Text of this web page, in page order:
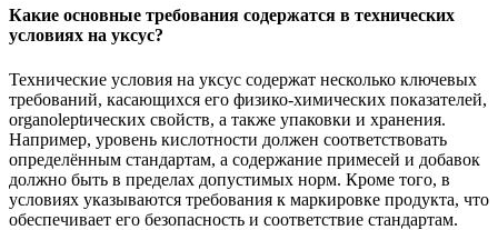
Какие основные требования содержатся в технических
условиях на уксус?
Технические условия на уксус содержат несколько ключевых
требований, касающихся его физико-химических показателей,
organoleptических свойств, а также упаковки и хранения.
Например, уровень кислотности должен соответствовать
определённым стандартам, а содержание примесей и добавок
должно быть в пределах допустимых норм. Кроме того, в
условиях указываются требования к маркировке продукта, что
обеспечивает его безопасность и соответствие стандартам.